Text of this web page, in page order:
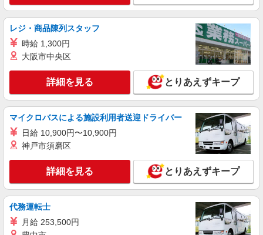
レジ・商品陳列スタッフ
時給 1,300円
大阪市中央区
詳細を見る とりあえずキープ
マイクロバスによる施設利用者送迎ドライバー
日給 10,900円〜10,900円
神戸市須磨区
詳細を見る とりあえずキープ
代務運転士
月給 253,500円